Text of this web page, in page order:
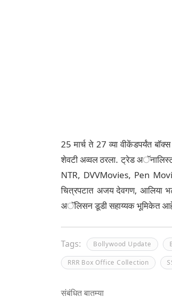
25 मार्च ते 27 व्या वीकेंडपर्यंत
शेवटी अव्वल ठरला. ट्रेड
NTR, DVVMovies, Pen
चित्रपटात अजय देवगण, आलिया
अॅलिसन डूडी सहाय्यक भूमिकेत
Tags: Bollywood Update
RRR Box Office Collection
संबंधित बातम्या